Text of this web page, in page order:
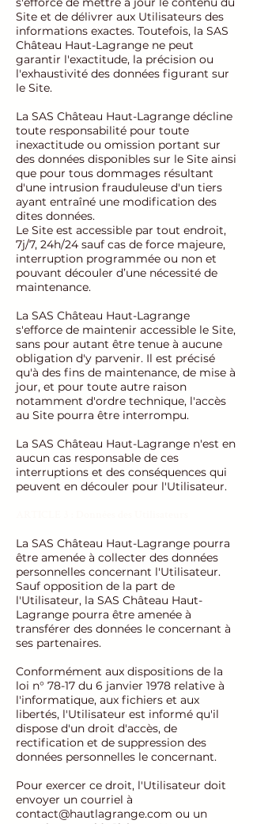
Site et de délivrer aux Utilisateurs des
informations exactes. Toutefois, la SAS
Château Haut-Lagrange ne peut
garantir l'exactitude, la précision ou
l'exhaustivité des données figurant sur
le Site.
La SAS Château Haut-Lagrange décline
toute responsabilité pour toute
inexactitude ou omission portant sur
des données disponibles sur le Site ainsi
que pour tous dommages résultant
d'une intrusion frauduleuse d'un tiers
ayant entraîné une modification des
dites données.
Le Site est accessible par tout endroit,
7j/7, 24h/24 sauf cas de force majeure,
interruption programmée ou non et
pouvant découler d’une nécessité de
maintenance.
La SAS Château Haut-Lagrange
s'efforce de maintenir accessible le Site,
sans pour autant être tenue à aucune
obligation d'y parvenir. Il est précisé
qu'à des fins de maintenance, de mise à
jour, et pour toute autre raison
notamment d'ordre technique, l'accès
au Site pourra être interrompu.
La SAS Château Haut-Lagrange n'est en
aucun cas responsable de ces
interruptions et des conséquences qui
peuvent en découler pour l'Utilisateur.
La SAS Château Haut-Lagrange pourra
être amenée à collecter des données
personnelles concernant l'Utilisateur.
Sauf opposition de la part de
l'Utilisateur, la SAS Château Haut-
Lagrange pourra être amenée à
transférer des données le concernant à
ses partenaires.
Conformément aux dispositions de la
loi n° 78-17 du 6 janvier 1978 relative à
l'informatique, aux fichiers et aux
libertés, l'Utilisateur est informé qu'il
dispose d'un droit d'accès, de
rectification et de suppression des
données personnelles le concernant.
Pour exercer ce droit, l'Utilisateur doit
envoyer un courriel à
contact@hautlagrange.com ou un